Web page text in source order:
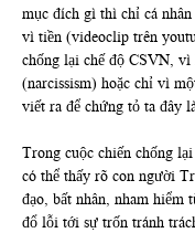
mục đích gì thì chỉ cá
vì tiền (videoclip trên
chống lại chế độ CSVN,
(narcissism) hoặc chỉ vì
viết ra để chứng tỏ ta đây
Trong cuộc chiến chống
có thể thấy rõ con người
đạo, bất nhân, nham hiểm
đổ lỗi tới sự trốn tránh